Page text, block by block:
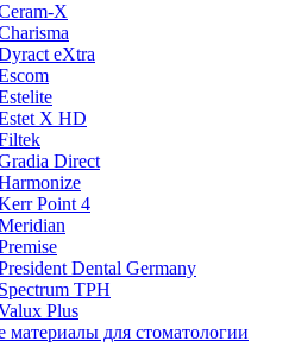
X
eXtra
X HD
Direct
Point 4
Dental Germany
TPH
Plus
для стоматологии